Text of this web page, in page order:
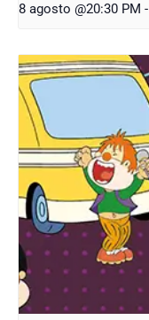
8 agosto @20:30 PM -